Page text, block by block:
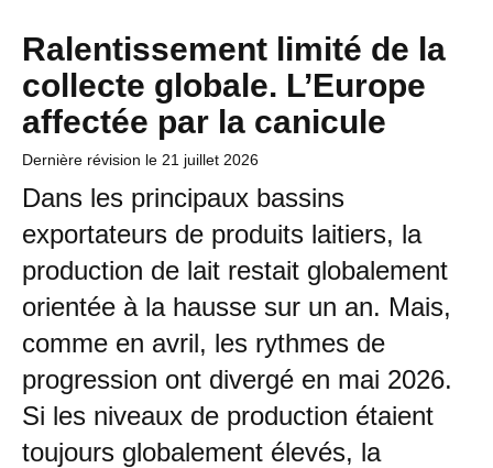
Ralentissement limité de la
collecte globale. L’Europe
affectée par la canicule
Dernière révision le 21 juillet 2026
Dans les principaux bassins
exportateurs de produits laitiers, la
production de lait restait globalement
orientée à la hausse sur un an. Mais,
comme en avril, les rythmes de
progression ont divergé en mai 2026.
Si les niveaux de production étaient
toujours globalement élevés, la